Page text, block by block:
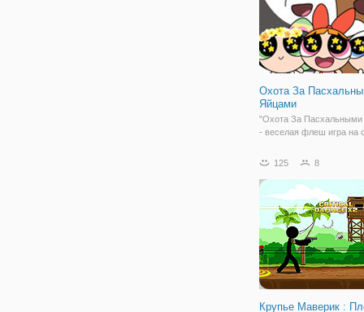
Охота За
Яйцами
"Охота За
- веселая флеш игра на
за персонажей
как котик Гамбол,
"Времени приключений"
другое.
125 8
Крупье Маверик :